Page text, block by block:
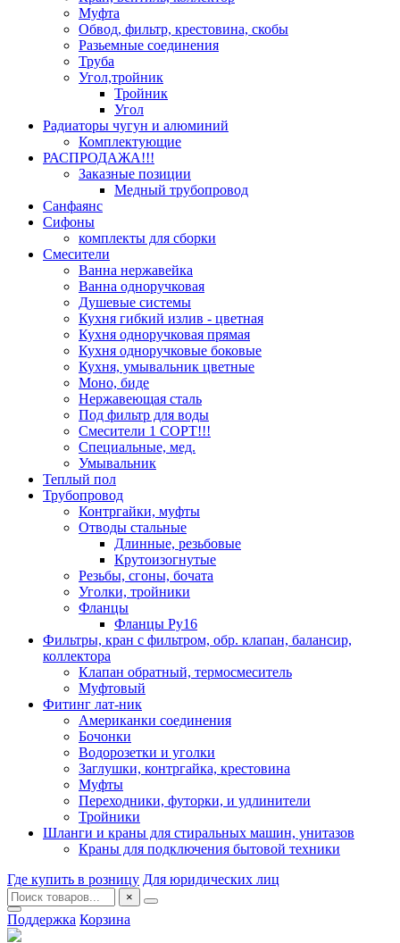
Муфта
Обвод, фильтр, крестовина, скобы
Разьемные соединения
Труба
Угол,тройник
Тройник
Угол
Радиаторы чугун и алюминий
Комплектующие
РАСПРОДАЖА!!!
Заказные позиции
Медный трубопровод
Санфаянс
Сифоны
комплекты для сборки
Смесители
Ванна нержавейка
Ванна одноручковая
Душевые системы
Кухня гибкий излив - цветная
Кухня одноручковая прямая
Кухня одноручковые боковые
Кухня, умывальник цветные
Моно, биде
Нержавеющая сталь
Под фильтр для воды
Смесители 1 СОРТ!!!
Специальные, мед.
Умывальник
Теплый пол
Трубопровод
Контргайки, муфты
Отводы стальные
Длинные, резьбовые
Крутоизогнутые
Резьбы, сгоны, бочата
Уголки, тройники
Фланцы
Фланцы Ру16
Фильтры, кран с фильтром, обр. клапан, балансир,
коллектора
Клапан обратный, термосмеситель
Муфтовый
Фитинг лат-ник
Американки соединения
Бочонки
Водорозетки и уголки
Заглушки, контргайка, крестовина
Муфты
Переходники, футорки, и удлинители
Тройники
Шланги и краны для стиральных машин, унитазов
Краны для подключения бытовой техники
Где купить в розницу Для юридических лиц
×
Поддержка Корзина